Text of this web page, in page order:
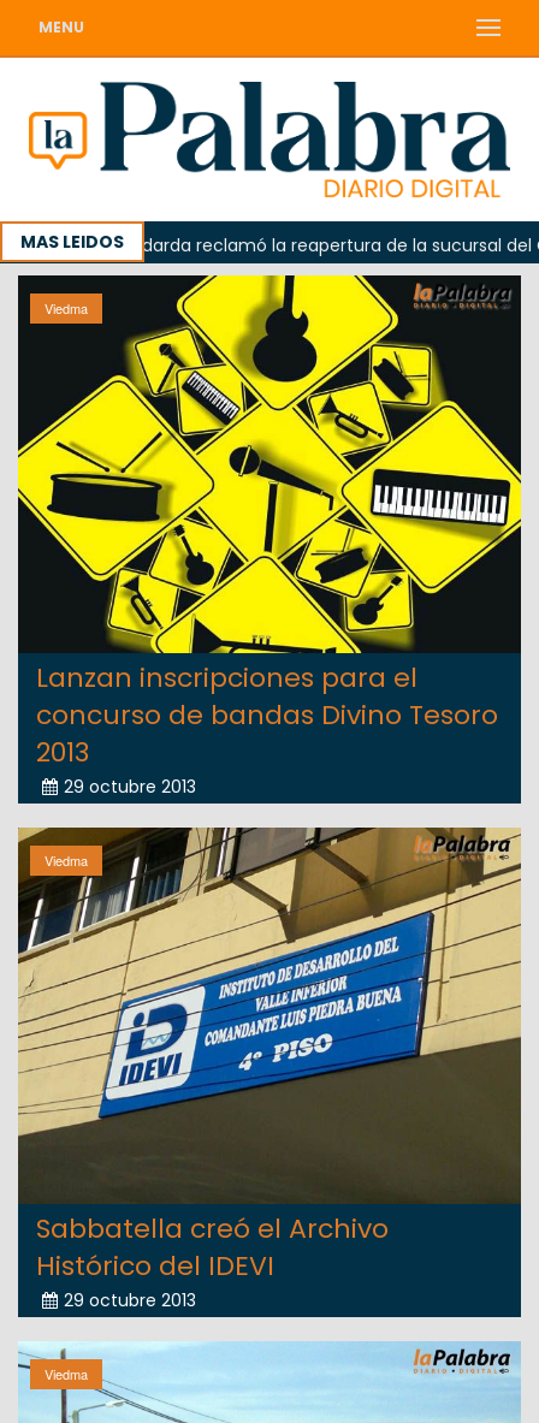
MENU
MAS LEIDOSOdarda reclamó la reapertura de la sucursal del
Viedma
Lanzan inscripciones para el
concurso de bandas Divino Tesoro
2013
29 octubre 2013
Viedma
Sabbatella creó el Archivo
Histórico del IDEVI
29 octubre 2013
Viedma